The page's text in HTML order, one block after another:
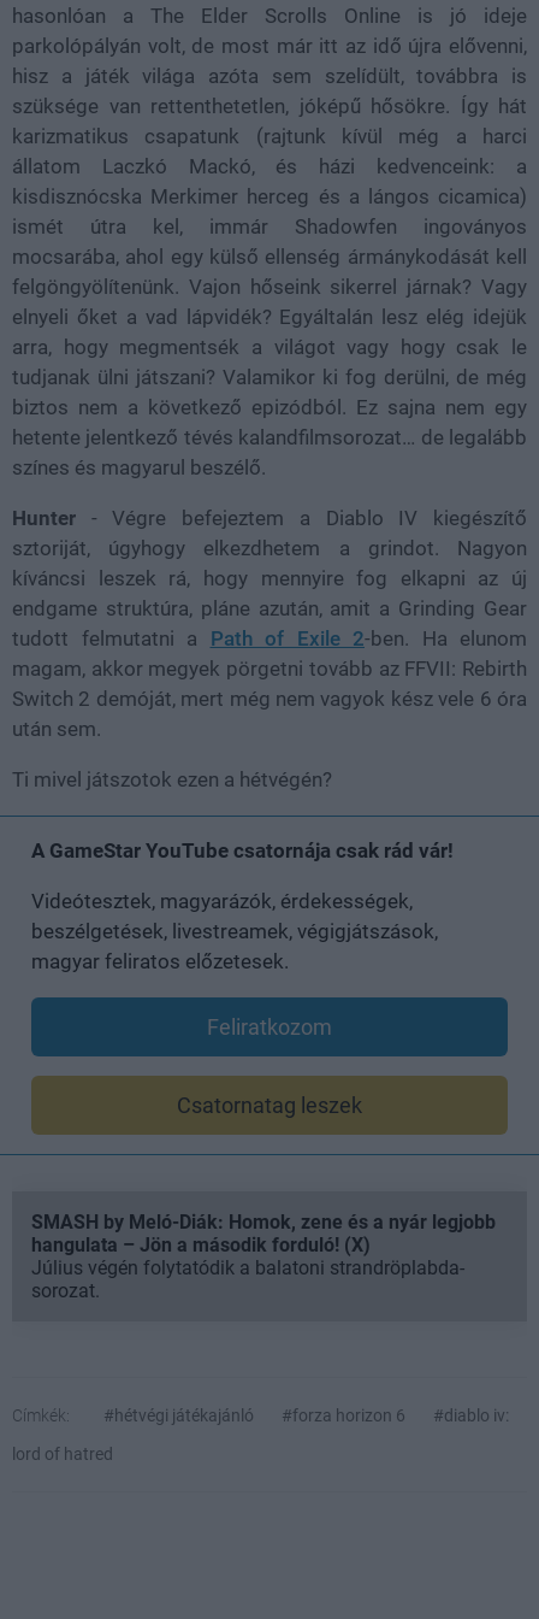
hasonlóan a The Elder Scrolls Online is jó ideje
parkolópályán volt, de most már itt az idő újra elővenni,
hisz a játék világa azóta sem szelídült, továbbra is
szüksége van rettenthetetlen, jóképű hősökre. Így hát
karizmatikus csapatunk (rajtunk kívül még a harci
állatom Laczkó Mackó, és házi kedvenceink: a
kisdisznócska Merkimer herceg és a lángos cicamica)
ismét útra kel, immár Shadowfen ingoványos
mocsarába, ahol egy külső ellenség ármánykodását kell
felgöngyölítenünk. Vajon hőseink sikerrel járnak? Vagy
elnyeli őket a vad lápvidék? Egyáltalán lesz elég idejük
arra, hogy megmentsék a világot vagy hogy csak le
tudjanak ülni játszani? Valamikor ki fog derülni, de még
biztos nem a következő epizódból. Ez sajna nem egy
hetente jelentkező tévés kalandfilmsorozat… de legalább
színes és magyarul beszélő.
Hunter - Végre befejeztem a Diablo IV kiegészítő
sztoriját, úgyhogy elkezdhetem a grindot. Nagyon
kíváncsi leszek rá, hogy mennyire fog elkapni az új
endgame struktúra, pláne azután, amit a Grinding Gear
tudott felmutatni a Path of Exile 2-ben. Ha elunom
magam, akkor megyek pörgetni tovább az FFVII: Rebirth
Switch 2 demóját, mert még nem vagyok kész vele 6 óra
után sem.
Ti mivel játszotok ezen a hétvégén?
A GameStar YouTube csatornája csak rád vár!
Videótesztek, magyarázók, érdekességek,
beszélgetések, livestreamek, végigjátszások,
magyar feliratos előzetesek.
Feliratkozom
Csatornatag leszek
SMASH by Meló-Diák: Homok, zene és a nyár legjobb
hangulata – Jön a második forduló! (X)
Július végén folytatódik a balatoni strandröplabda-
sorozat.
Címkék: #hétvégi játékajánló #forza horizon 6
#diablo iv:
lord of hatred